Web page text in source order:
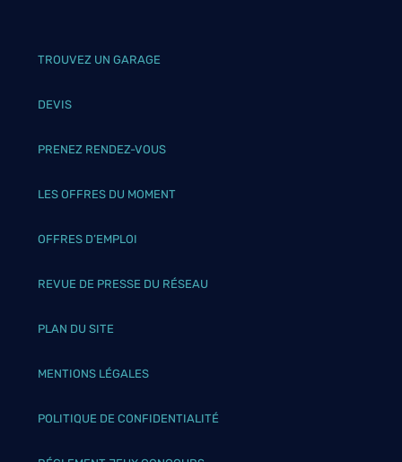
TROUVEZ UN GARAGE
DEVIS
PRENEZ RENDEZ-VOUS
LES OFFRES DU MOMENT
OFFRES D’EMPLOI
REVUE DE PRESSE DU RÉSEAU
PLAN DU SITE
MENTIONS LÉGALES
POLITIQUE DE CONFIDENTIALITÉ